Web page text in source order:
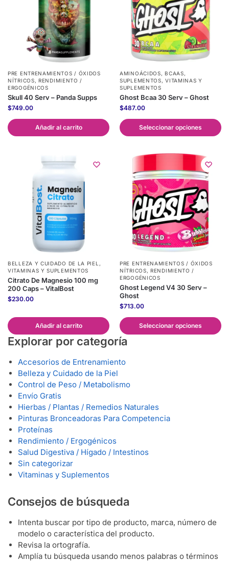
PRE ENTRENAMIENTOS / ÓXIDOS
NÍTRICOS,RENDIMIENTO /
ERGOGÉNICOS
Skull 40 Serv – Panda Supps
$749.00
Añadir al carrito
AMINOÁCIDOS,BCAAS,
SUPLEMENTOS,VITAMINAS Y
SUPLEMENTOS
Ghost Bcaa 30 Serv – Ghost
$487.00
Seleccionar opciones
BELLEZA Y CUIDADO DE LA PIEL ,
VITAMINAS Y SUPLEMENTOS
Citrato De Magnesio 100 mg
200 Caps – VitalBost
$230.00
Añadir al carrito
PRE ENTRENAMIENTOS / ÓXIDOS
NÍTRICOS,RENDIMIENTO /
ERGOGÉNICOS
Ghost Legend V4 30 Serv –
Ghost
$713.00
Seleccionar opciones
Explorar por categoría
Accesorios de Entrenamiento
Belleza y Cuidado de la Piel
Control de Peso / Metabolismo
Envío Gratis
Hierbas / Plantas / Remedios Naturales
Pinturas Bronceadoras Para Competencia
Proteínas
Rendimiento / Ergogénicos
Salud Digestiva / Hígado / Intestinos
Sin categorizar
Vitaminas y Suplementos
Consejos de búsqueda
Intenta buscar por tipo de producto, marca, número de
modelo o característica del producto.
Revisa la ortografía.
Amplía tu búsqueda usando menos palabras o términos